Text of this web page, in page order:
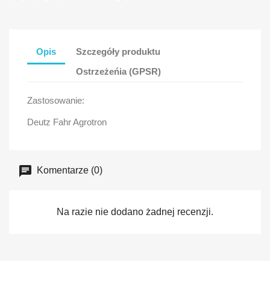
Opis
Szczegóły produktu
Ostrzeżeńia (GPSR)
Zastosowanie:
Deutz Fahr Agrotron
Komentarze (0)
Na razie nie dodano żadnej recenzji.